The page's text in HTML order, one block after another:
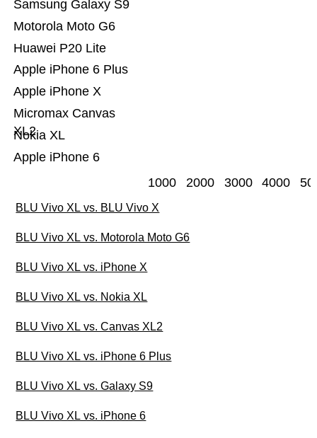
Apple iPhone 6
Nokia XL
Micromax Canvas
XL2
Apple iPhone X
Apple iPhone 6 Plus
Huawei P20 Lite
Motorola Moto G6
Samsung Galaxy S9
1000 2000 3000 4000
BLU Vivo XL vs. BLU Vivo X
BLU Vivo XL vs. Motorola Moto G6
BLU Vivo XL vs. iPhone X
BLU Vivo XL vs. Nokia XL
BLU Vivo XL vs. Canvas XL2
BLU Vivo XL vs. iPhone 6 Plus
BLU Vivo XL vs. Galaxy S9
BLU Vivo XL vs. iPhone 6